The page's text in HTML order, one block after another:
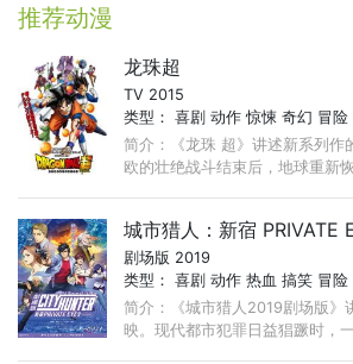
第1091集
第1085集
第1082集
第1081集
第1079集
第1078集
第1076集
第1075集
第1073集
第1072集
第1070集
第1069集
第1067集
第1066集
推荐动漫
龙珠超
TV 2015
类型：喜剧 动作 惊悚 奇幻 冒险
简介：《龙珠 超》讲述新系列作
欧的壮绝战斗结束后，地球重新
城市猎人：新宿 PRIVATE
剧场版 2019
类型：喜剧 动作 热血 搞笑 冒险
简介：《城市猎人2019剧场版》
映。现代都市犯罪日益猖蹶时，